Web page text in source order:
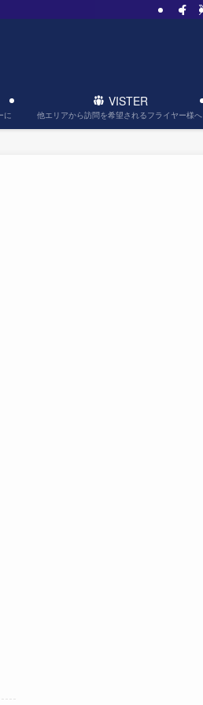
に
VISTER
他エリアから訪問を希望されるフライヤー様へ